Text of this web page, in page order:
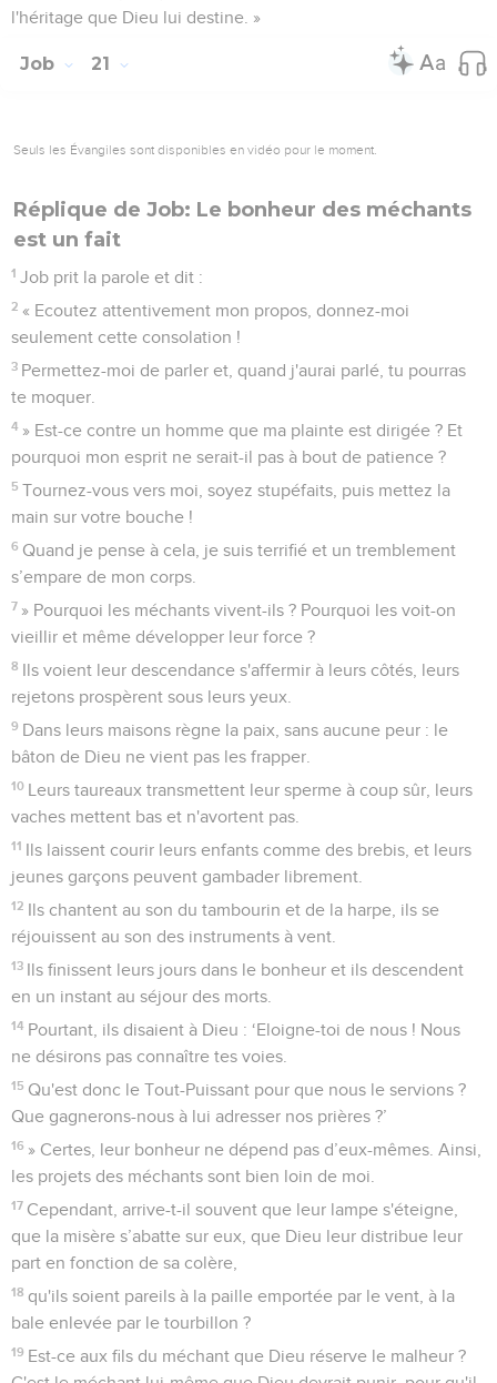
l'héritage que Dieu lui destine. »
Job 21
Seuls les Évangiles sont disponibles en vidéo pour le moment.
Réplique de Job: Le bonheur des méchants
est un fait
1 Job prit la parole et dit :
2 « Ecoutez attentivement mon propos, donnez-moi
seulement cette consolation !
3 Permettez-moi de parler et, quand j'aurai parlé, tu pourras
te moquer.
4 » Est-ce contre un homme que ma plainte est dirigée ? Et
pourquoi mon esprit ne serait-il pas à bout de patience ?
5 Tournez-vous vers moi, soyez stupéfaits, puis mettez la
main sur votre bouche !
6 Quand je pense à cela, je suis terrifié et un tremblement
s’empare de mon corps.
7 » Pourquoi les méchants vivent-ils ? Pourquoi les voit-on
vieillir et même développer leur force ?
8 Ils voient leur descendance s'affermir à leurs côtés, leurs
rejetons prospèrent sous leurs yeux.
9 Dans leurs maisons règne la paix, sans aucune peur : le
bâton de Dieu ne vient pas les frapper.
10 Leurs taureaux transmettent leur sperme à coup sûr, leurs
vaches mettent bas et n'avortent pas.
11 Ils laissent courir leurs enfants comme des brebis, et leurs
jeunes garçons peuvent gambader librement.
12 Ils chantent au son du tambourin et de la harpe, ils se
réjouissent au son des instruments à vent.
13 Ils finissent leurs jours dans le bonheur et ils descendent
en un instant au séjour des morts.
14 Pourtant, ils disaient à Dieu : ‘Eloigne-toi de nous ! Nous
ne désirons pas connaître tes voies.
15 Qu'est donc le Tout-Puissant pour que nous le servions ?
Que gagnerons-nous à lui adresser nos prières ?’
16 » Certes, leur bonheur ne dépend pas d’eux-mêmes. Ainsi,
les projets des méchants sont bien loin de moi.
17 Cependant, arrive-t-il souvent que leur lampe s'éteigne,
que la misère s’abatte sur eux, que Dieu leur distribue leur
part en fonction de sa colère,
18 qu'ils soient pareils à la paille emportée par le vent, à la
bale enlevée par le tourbillon ?
19 Est-ce aux fils du méchant que Dieu réserve le malheur ?